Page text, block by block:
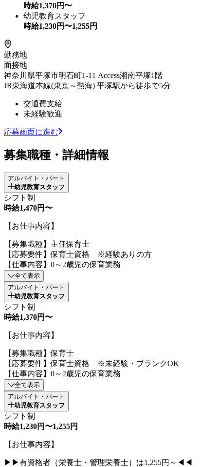
時給1,370円〜
幼児教育スタッフ
時給1,230円〜1,255円
勤務地
面接地
神奈川県平塚市明石町1-11 Access湘南平塚1階
JR東海道本線(東京～熱海) 平塚駅から徒歩で5分
交通費支給
未経験歓迎
応募画面に進む
募集職種・詳細情報
アルバイト・パート
幼児教育スタッフ
シフト制
時給1,470円〜
【お仕事内容】
【募集職種】主任保育士
【応募要件】保育士資格 ※経験ありの方
【仕事内容】0～2歳児の保育業務
全て表示
アルバイト・パート
幼児教育スタッフ
シフト制
時給1,370円〜
【お仕事内容】
【募集職種】保育士
【応募要件】保育士資格 ※未経験・ブランクOK
【仕事内容】0～2歳児の保育業務
全て表示
アルバイト・パート
幼児教育スタッフ
シフト制
時給1,230円〜1,255円
【お仕事内容】
▶▶有資格者（栄養士・管理栄養士）は1,255円～◀◀